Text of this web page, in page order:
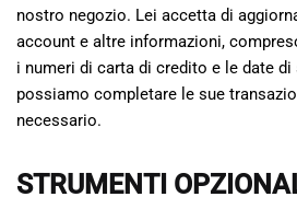
nostro negozio. Lei accetta di
account e altre informazioni,
i numeri di carta di credito e le date
possiamo completare le sue
necessario.
STRUMENTI